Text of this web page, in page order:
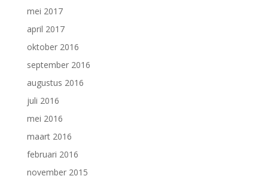
mei 2017
april 2017
oktober 2016
september 2016
augustus 2016
juli 2016
mei 2016
maart 2016
februari 2016
november 2015